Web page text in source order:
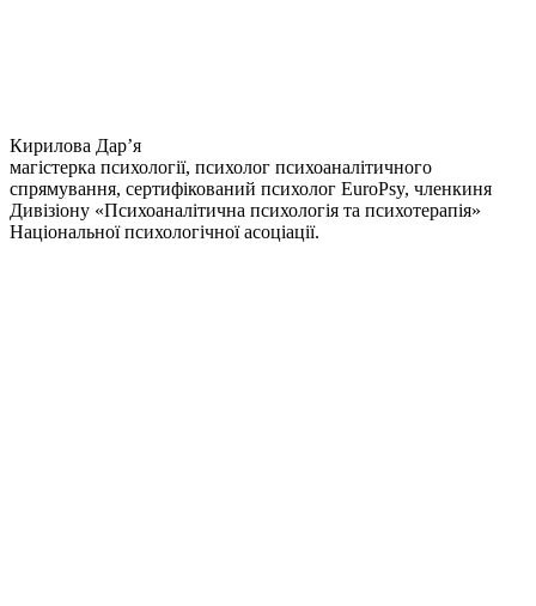
Кирилова Дарʼя
магістерка психології, психолог психоаналітичного
спрямування, сертифікований психолог EuroPsy, членкиня
Дивізіону «Психоаналітична психологія та психотерапія»
Національної психологічної асоціації.